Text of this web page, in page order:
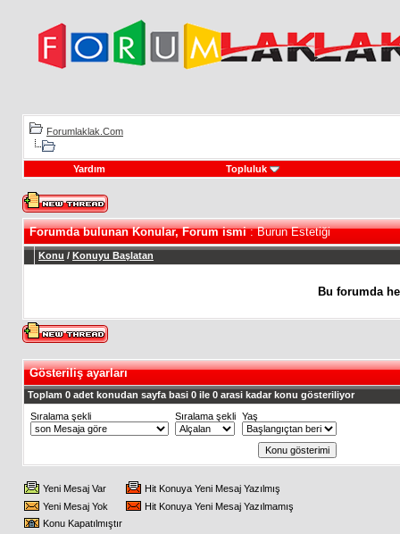
Forumlaklak.Com
Yardım Topluluk
Forumda bulunan Konular, Forum ismi: Burun Estetiği
Konu / Konuyu Başlatan
Bu forumda
Gösteriliş ayarları
Toplam 0 adet konudan sayfa basi 0 ile 0 arasi kadar konu gösteriliyor
Sıralama şekli
Sıralama şekli Yaş
Yeni Mesaj Var
Hit Konuya Yeni Mesaj Yazılmış
Yeni Mesaj Yok
Hit Konuya Yeni Mesaj Yazılmamış
Konu Kapatılmıştır